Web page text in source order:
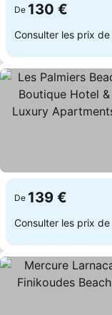
De 130 €
Consulter les prix de
De 139 €
Consulter les prix de